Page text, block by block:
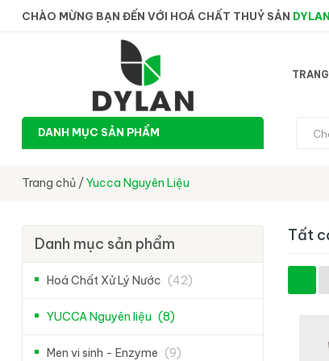
CHÀO MỪNG BẠN ĐẾN VỚI HOÁ CHẤT THUỶ SẢN DYLAN
DANH MỤC SẢN PHẨM
Trang chủ /Yucca Nguyên Liệu
Tất
Danh mục sản phẩm
Hoá Chất Xử Lý Nước (42)
YUCCA Nguyên liệu (8)
Men vi sinh - Enzyme (9)